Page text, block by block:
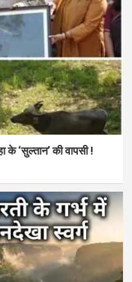
के ‘सुल्तान’ की वापसी !